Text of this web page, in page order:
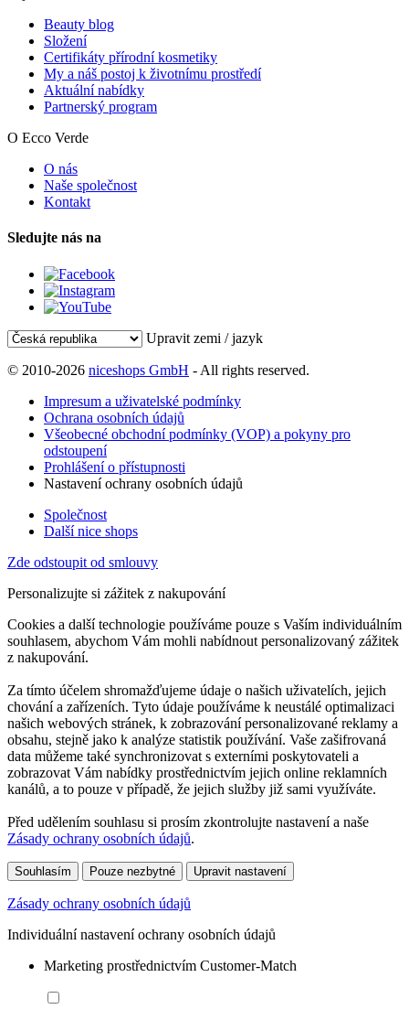
Beauty blog
Složení
Certifikáty přírodní kosmetiky
My a náš postoj k životnímu prostředí
Aktuální nabídky
Partnerský program
O Ecco Verde
O nás
Naše společnost
Kontakt
Sledujte nás na
Upravit zemi / jazyk
© 2010-2026 niceshops GmbH - All rights reserved.
Impresum a uživatelské podmínky
Ochrana osobních údajů
Všeobecné obchodní podmínky (VOP) a pokyny pro
odstoupení
Prohlášení o přístupnosti
Nastavení ochrany osobních údajů
Společnost
Další nice shops
Zde odstoupit od smlouvy
Personalizujte si zážitek z nakupování
Cookies a další technologie používáme pouze s Vaším individuálním
souhlasem, abychom Vám mohli nabídnout personalizovaný zážitek
z nakupování.
Za tímto účelem shromažďujeme údaje o našich uživatelích, jejich
chování a zařízeních. Tyto údaje používáme k neustálé optimalizaci
našich webových stránek, k zobrazování personalizované reklamy a
obsahu, stejně jako k analýze statistik používání. Vaše zašifrovaná
data můžeme také synchronizovat s externími poskytovateli a
zobrazovat Vám nabídky prostřednictvím jejich online reklamních
kanálů, a to pouze v případě, že jejich služby již sami využíváte.
Před udělením souhlasu si prosím zkontrolujte nastavení a naše
Zásady ochrany osobních údajů.
Souhlasím Pouze nezbytné Upravit nastavení
Zásady ochrany osobních údajů
Individuální nastavení ochrany osobních údajů
Marketing prostřednictvím Customer-Match